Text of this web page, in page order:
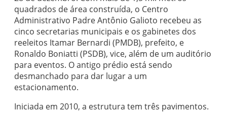
quadrados de área construída, o Centro
Administrativo Padre Antônio Galioto recebeu as
cinco secretarias municipais e os gabinetes dos
reeleitos Itamar Bernardi (PMDB), prefeito, e
Ronaldo Boniatti (PSDB), vice, além de um auditório
para eventos. O antigo prédio está sendo
desmanchado para dar lugar a um
estacionamento.
Iniciada em 2010, a estrutura tem três pavimentos.